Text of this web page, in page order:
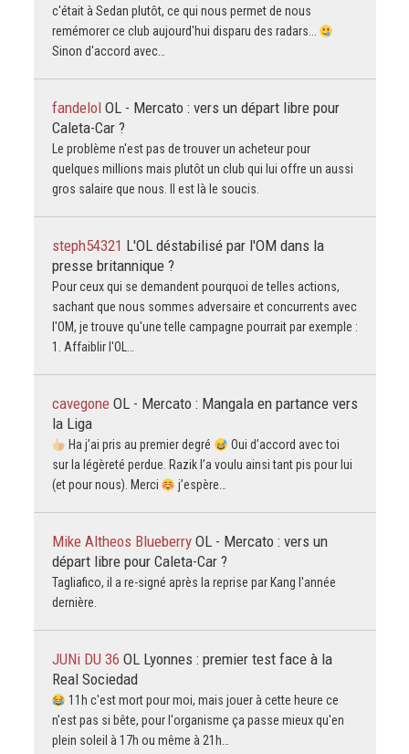
c'était à Sedan plutôt, ce qui nous permet de nous
remémorer ce club aujourd'hui disparu des radars...
Sinon d'accord avec…
fandelol OL - Mercato : vers un départ libre pour
Caleta-Car ?
Le problème n'est pas de trouver un acheteur pour
quelques millions mais plutôt un club qui lui offre un aussi
gros salaire que nous. Il est là le soucis.
steph54321 L'OL déstabilisé par l'OM dans la
presse britannique ?
Pour ceux qui se demandent pourquoi de telles actions,
sachant que nous sommes adversaire et concurrents avec
l'OM, je trouve qu'une telle campagne pourrait par exemple :
1. Affaiblir l'OL…
cavegone OL - Mercato : Mangala en partance vers
la Liga
Ha j’ai pris au premier degré
Oui d’accord avec toi
sur la légèreté perdue. Razik l’a voulu ainsi tant pis pour lui
(et pour nous). Merci
j’espère…
Mike Altheos Blueberry OL - Mercato : vers un
départ libre pour Caleta-Car ?
Tagliafico, il a re-signé après la reprise par Kang l'année
dernière.
JUNi DU 36 OL Lyonnes : premier test face à la
Real Sociedad
11h c'est mort pour moi, mais jouer à cette heure ce
n'est pas si bête, pour l'organisme ça passe mieux qu'en
plein soleil à 17h ou même à 21h…